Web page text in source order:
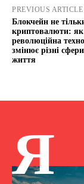
PREVIOUS ARTICLE
Блокчейн не
криптовалюти:
революційна
змінює різні
життя
Я